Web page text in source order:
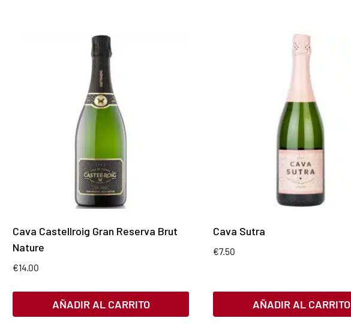
Cava Castellroig Gran Reserva Brut
Nature
€14.00
AÑADIR AL CARRITO
Cava Sutra
€7.50
AÑADIR AL CARRITO